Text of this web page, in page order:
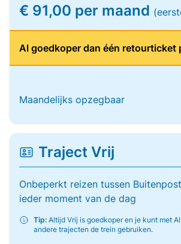
€ 91,00 per maand
Al goedkoper dan één retourticket
Maandelijks opzegbaar
Traject Vrij
Onbeperkt reizen tussen
ieder moment van de dag
Tip: Altijd Vrij is goedkoper en je kunt met
andere trajecten de trein gebruiken.